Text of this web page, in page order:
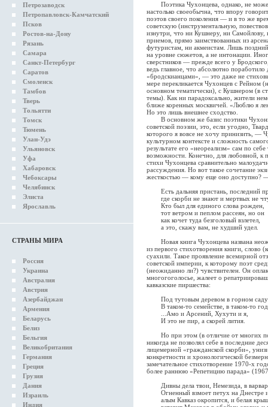
Петрозаводск
Петропавловск-Камчатский
Псков
Ростов-на-Дону
Рязань
Самара
Санкт-Петербург
Саратов
Смоленск
Тамбов
Тверь
Тольятти
Томск
Тюмень
Улан-Удэ
Ульяновск
Уфа
Хабаровск
Чебоксары
Челябинск
Элиста
Ярославль
СТРАНЫ МИРА
Россия
Украина
Австралия
Австрия
Азербайджан
Армения
Беларусь
Белиз
Бельгия
Великобритания
Германия
Греция
Грузия
Дания
Израиль
Индия
Поэтика Чухонцева, однако, не может
настолько своеобычна, что впору
поэтов своего поколения — и в то же
советскую (инструментальную,
изнутри, что ни Кушнеру, ни
приемов, прямо заимствованных из
футуристам, ни акмеистам. Лишь
на уровне сюжетов, а не интонации.
сверстников — прежде всего у
ведь главное, что абсолютно
«бродскианцами», — это даже не
мере перекликается Чухонцев с Рейном
основном тематически), с Кушнером (в
темы). Как ни парадоксально, жители
ближе коренных москвичей. «Люблю я
Но это лишь внешнее сходство.
В основном же базис поэтики
советской поэзии, это, если угодно,
которого я вовсе не хочу принизить, —
культурном контексте и сложность
результате его «неореализм» сам по
возможности. Конечно, для любовной,
стихи Чухонцева сравнительно
рассуждения. Но вот такое сочетание
жесткостью — кому еще оно доступно?
Есть дальняя пристань, последний
где скорби не знают и мертвых не
Кто был для единого слова рожден,
тот ветром и пеплом рассеян, но он
как кочет туда безголовый взлетел,
а это, скажу вам, не худший удел.
Новая книга Чухонцева названа
из первого стихотворения книги, слово
суахили. Такое проявление всемирной
советской империи, к которому поэт
(неожиданно ли?) чувствителен. Он
многогоголосье, жалеет о
кавказские пиршества:
Под тутовым деревом в горном саду
В таком-то семействе, в таком-то
...Амо и Арсений, Хухути и я,
И это не пир, а скорей лития.
Но при этом (в отличие от многих
никогда не позволял себе в последние
лицемерной «гражданской скорби»,
конкретности и хронологической
замечательное стихотворение 1970-х
более раннюю «Репетицию парада»
Дивны дела твои, Немезида, в
Огненный взмоет петух на Днестре и
алым Кавказ окропится, и белая